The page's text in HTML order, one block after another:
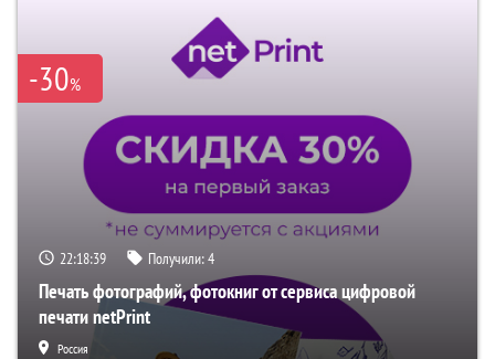
-30%
22:18:38 Получили:4
Печать фотографий, фотокниг от сервиса цифровой
печати netPrint
Россия